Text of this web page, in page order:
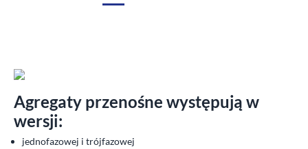
Agregaty przenośne występują w
wersji:
jednofazowej i trójfazowej